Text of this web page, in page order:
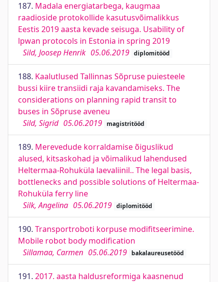
187. Madala energiatarbega, kaugmaa
raadioside protokollide kasutusvõimalikkus
Eestis 2019 aasta kevade seisuga. Usability of
lpwan protocols in Estonia in spring 2019
Sild, Joosep Henrik 05.06.2019 diplomitööd
188. Kaalutlused Tallinnas Sõpruse puiesteele
bussi kiire transiidi raja kavandamiseks. The
considerations on planning rapid transit to
buses in Sõpruse aveneu
Sild, Sigrid 05.06.2019 magistritööd
189. Merevedude korraldamise õiguslikud
alused, kitsaskohad ja võimalikud lahendused
Heltermaa-Rohuküla laevaliinil.. The legal basis,
bottlenecks and possible solutions of Heltermaa-
Rohuküla ferry line
Silk, Angelina 05.06.2019 diplomitööd
190. Transportroboti korpuse modifitseerimine.
Mobile robot body modification
Sillamaa, Carmen 05.06.2019 bakalaureusetööd
191. 2017. aasta haldusreformiga kaasnenud